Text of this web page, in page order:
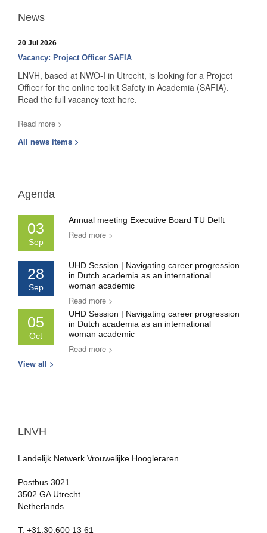
News
20 Jul 2026
Vacancy: Project Officer SAFIA
LNVH, based at NWO-I in Utrecht, is looking for a Project
Officer for the online toolkit Safety in Academia (SAFIA).
Read the full vacancy text here.
Read more >
All news items >
Agenda
03
Sep
Annual meeting Executive Board TU Delft
Read more >
28
Sep
UHD Session | Navigating career progression
in Dutch academia as an international
woman academic
Read more >
05
Oct
UHD Session | Navigating career progression
in Dutch academia as an international
woman academic
Read more >
View all >
LNVH
Landelijk Netwerk Vrouwelijke Hoogleraren
Postbus 3021
3502 GA Utrecht
Netherlands
T: +31.30.600 13 61